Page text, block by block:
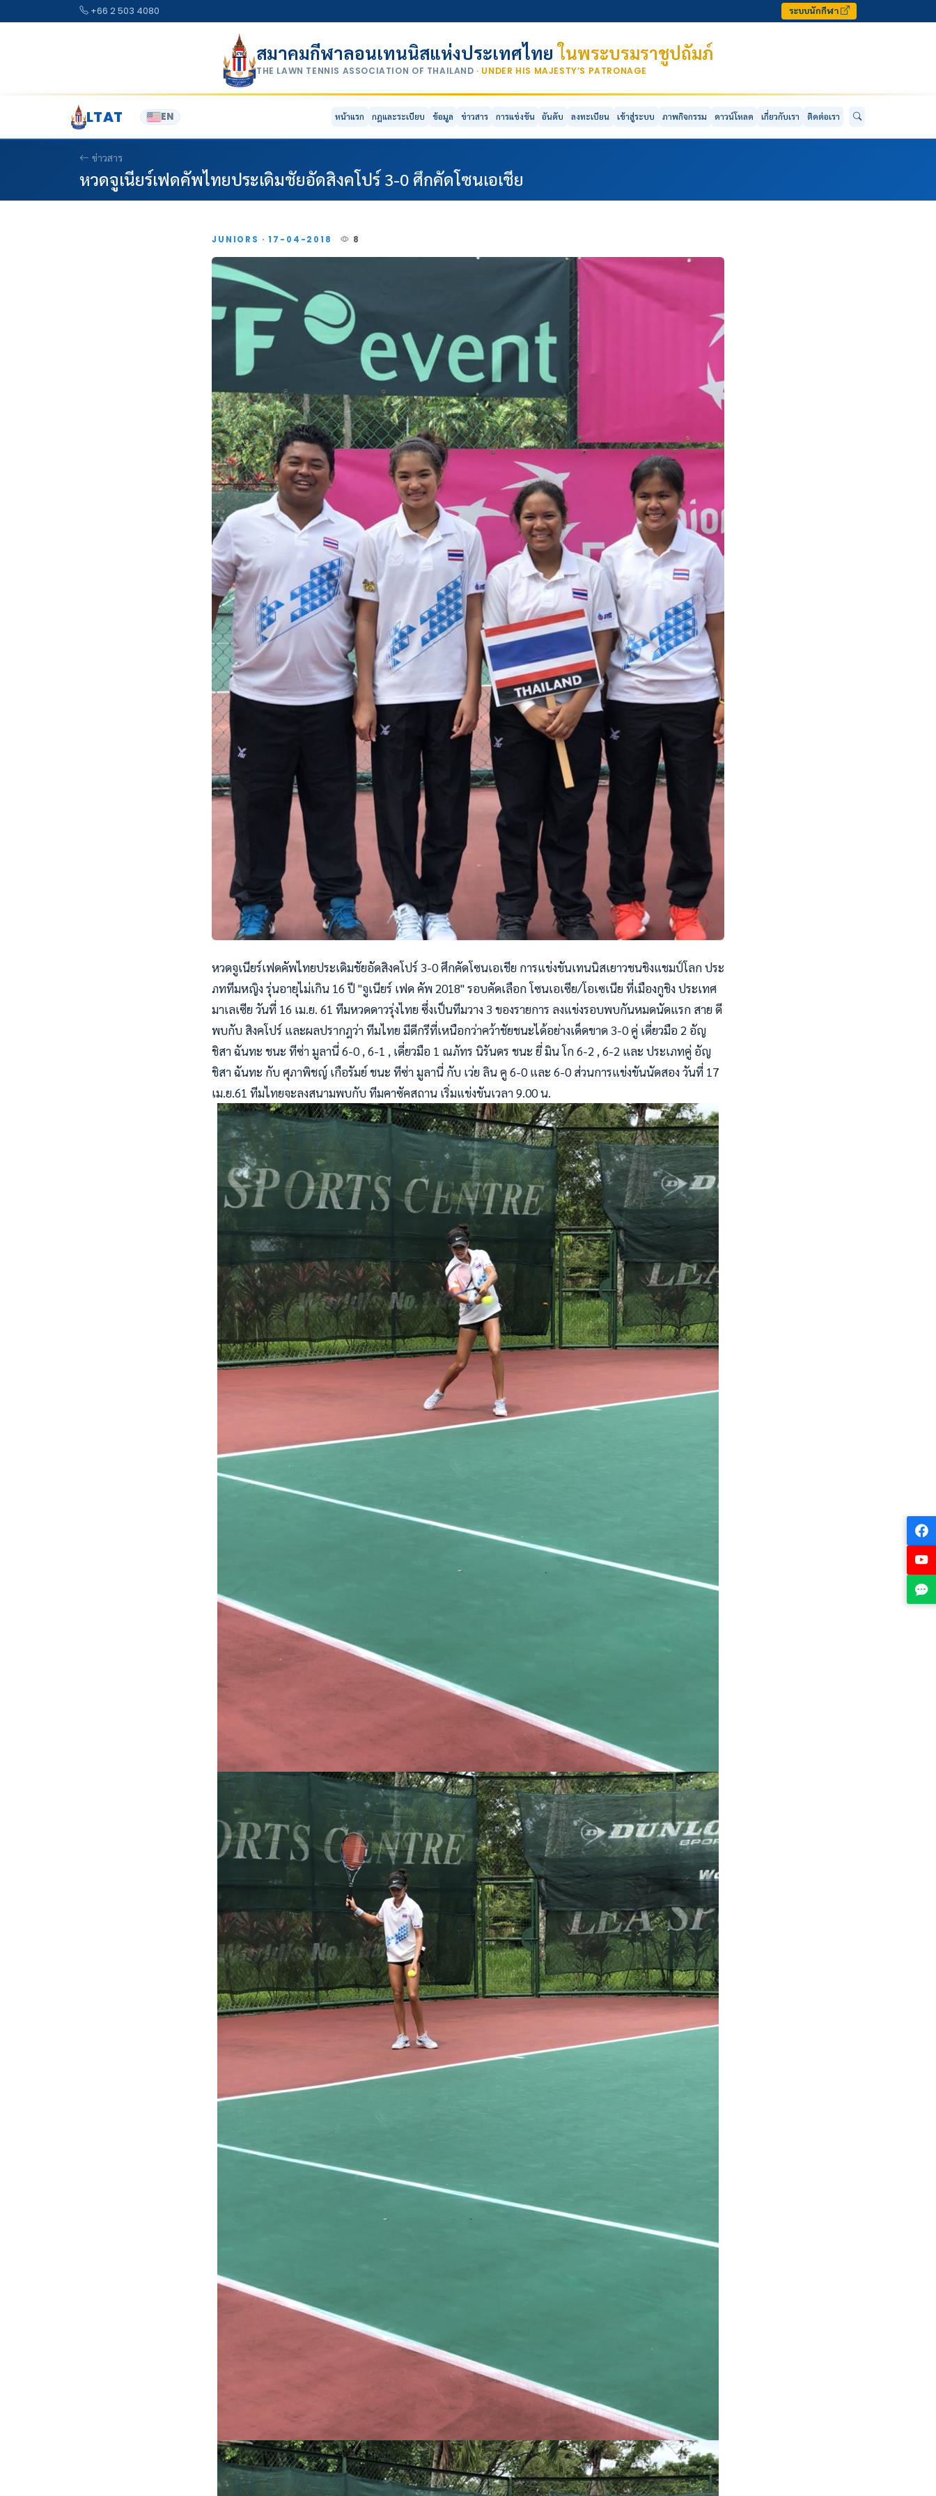
+66 2 503 4080 ระบบนักกีฬา
สมาคมกีฬาลอนเทนนิสแห่งประเทศไทยในพระบรมราชูปถัมภ์
THE LAWN TENNIS ASSOCIATION OF THAILAND · UNDER HIS MAJESTY’S PATRONAGE
LTAT EN หน้าแรก กฎและระเบียบ ข้อมูล ข่าวสาร การแข่งขัน อันดับ ลงทะเบียน เข้าสู่ระบบ ภาพกิจกรรม ดาวน์โหลด เกี่ยวกับเรา ติดต่อเรา
ข่าวสาร
หวดจูเนียร์เฟดคัพไทยประเดิมชัยอัดสิงคโปร์ 3-0 ศึกคัดโซนเอเชีย
JUNIORS · 17-04-2018 8
หวดจูเนียร์เฟดคัพไทยประเดิมชัยอัดสิงคโปร์ 3-0 ศึกคัดโซนเอเชีย การแข่งขันเทนนิสเยาวชนชิงแชมป์โลก ประ
ภททีมหญิง รุ่นอายุไม่เกิน 16 ปี "จูเนียร์ เฟด คัพ 2018" รอบคัดเลือก โซนเอเซีย/โอเซเนีย ที่เมืองกูชิง ประเทศ
มาเลเซีย วันที่ 16 เม.ย. 61 ทีมหวดดาวรุ่งไทย ซึ่งเป็นทีมวาง 3 ของรายการ ลงแข่งรอบพบกันหมดนัดแรก สาย ดี
พบกับ สิงคโปร์ และผลปรากฎว่า ทีมไทย มีดีกรีที่เหนือกว่าคว้าชัยชนะได้อย่างเด็ดขาด 3-0 คู่ เดี่ยวมือ 2 อัญ
ชิสา ฉันทะ ชนะ ทีซ่า มูลานี่ 6-0 , 6-1 , เดี่ยวมือ 1 ณภัทร นิรันดร ชนะ ยี่ มิน โก 6-2 , 6-2 และ ประเภทคู่ อัญ
ชิสา ฉันทะ กับ ศุภาพิชญ์ เกือรัมย์ ชนะ ทีซ่า มูลานี่ กับ เว่ย ลิน คู 6-0 และ 6-0 ส่วนการแข่งขันนัดสอง วันที่ 17
เม.ย.61 ทีมไทยจะลงสนามพบกับ ทีมคาซัคสถาน เริ่มแข่งขันเวลา 9.00 น.